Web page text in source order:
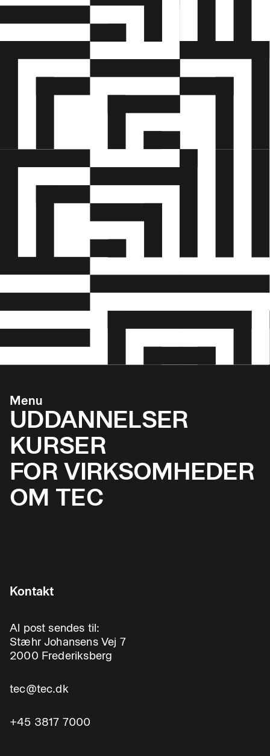
Menu
UDDANNELSER
KURSER
FOR VIRKSOMHEDER
OM TEC
Kontakt
Al post sendes til:
Stæhr Johansens Vej 7
2000 Frederiksberg
tec@tec.dk
+45 3817 7000